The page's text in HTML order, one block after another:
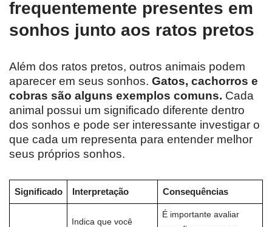
frequentemente presentes em
sonhos junto aos ratos pretos
Além dos ratos pretos, outros animais podem
aparecer em seus sonhos. Gatos, cachorros e
cobras são alguns exemplos comuns. Cada
animal possui um significado diferente dentro
dos sonhos e pode ser interessante investigar o
que cada um representa para entender melhor
seus próprios sonhos.
Significado Interpretação Consequências
Indica que você
É importante avaliar